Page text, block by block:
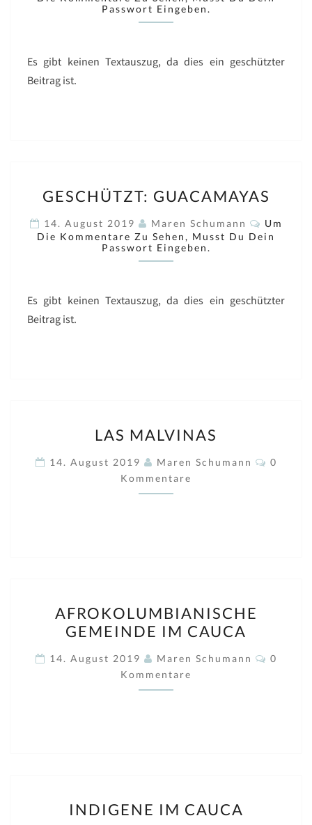
Passwort Eingeben.
Es gibt keinen Textauszug, da dies ein geschützter
Beitrag ist.
GUACAMAYAS
GESCHÜTZT: GUACAMAYAS
14. August 2019 Maren Schumann
Um
Die Kommentare Zu Sehen, Musst Du Dein
Passwort Eingeben.
Es gibt keinen Textauszug, da dies ein geschützter
Beitrag ist.
MALVINAS
LAS MALVINAS
14. August 2019 Maren Schumann
0
Kommentare
GEMEINDE
IM
CAUCA
AFROKOLUMBIANISCHE
GEMEINDE IM CAUCA
14. August 2019 Maren Schumann
0
Kommentare
IM
INDIGENE IM CAUCA